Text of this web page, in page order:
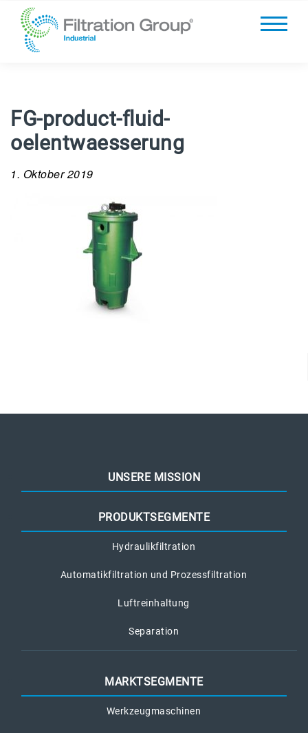
FG-product-fluid-
oelentwaesserung
1. Oktober 2019
UNSERE MISSION
PRODUKTSEGMENTE
Hydraulikfiltration
Automatikfiltration und Prozessfiltration
Luftreinhaltung
Separation
MARKTSEGMENTE
Werkzeugmaschinen